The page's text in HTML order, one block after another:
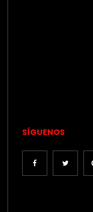
SÍGUENOS